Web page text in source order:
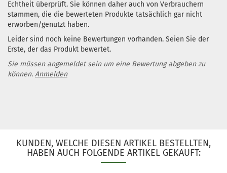
Echtheit überprüft. Sie können daher auch von Verbrauchern
stammen, die die bewerteten Produkte tatsächlich gar nicht
erworben/genutzt haben.
Leider sind noch keine Bewertungen vorhanden. Seien Sie der
Erste, der das Produkt bewertet.
Sie müssen angemeldet sein um eine Bewertung abgeben zu
können. Anmelden
KUNDEN, WELCHE DIESEN ARTIKEL BESTELLTEN,
HABEN AUCH FOLGENDE ARTIKEL GEKAUFT: